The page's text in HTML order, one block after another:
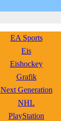
EA Sports
Eis
Eishockey
Grafik
Next Generation
NHL
PlayStation